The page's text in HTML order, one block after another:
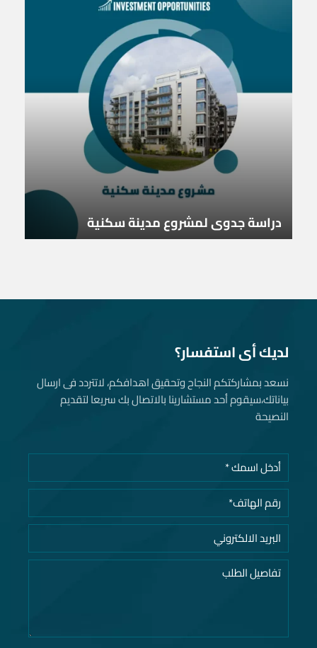
دراسة جدوى لمشروع مدينة سكنية
لديك أى استفسار؟
نسعد بمشاركتكم النجاح وتحقيق اهدافكم، لاتتردد فى ارسال
بياناتك، سيقوم أحد مستشارينا بالاتصال بك سريعا لتقديم
النصيحة